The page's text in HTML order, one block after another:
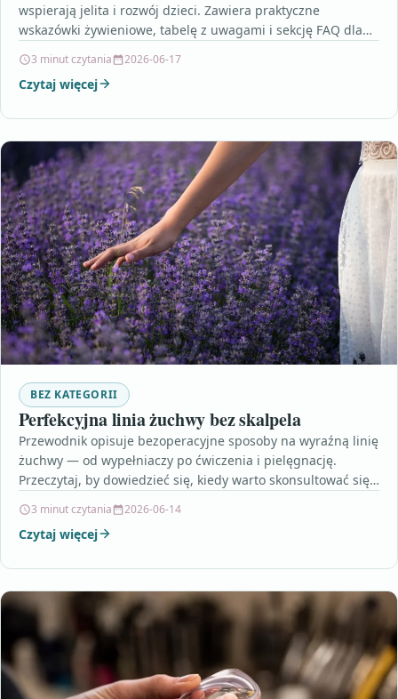
wspierają jelita i rozwój dzieci. Zawiera praktyczne
wskazówki żywieniowe, tabelę z uwagami i sekcję FAQ dla…
3 minut czytania 2026-06-17
Czytaj więcej
BEZ KATEGORII
Perfekcyjna linia żuchwy bez skalpela
Przewodnik opisuje bezoperacyjne sposoby na wyraźną linię
żuchwy — od wypełniaczy po ćwiczenia i pielęgnację.
Przeczytaj, by dowiedzieć się, kiedy warto skonsultować się
3 minut czytania 2026-06-14
Czytaj więcej